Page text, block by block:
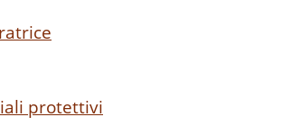
protettivi